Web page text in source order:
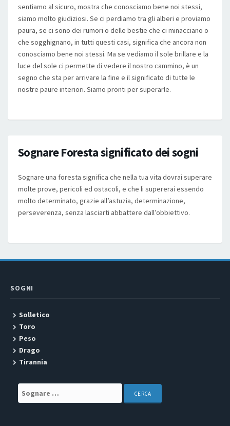
sentiamo al sicuro, mostra che conosciamo bene noi stessi,
siamo molto giudiziosi. Se ci perdiamo tra gli alberi e proviamo
paura, se ci sono dei rumori o delle bestie che ci minacciano o
che sogghignano, in tutti questi casi, significa che ancora non
conosciamo bene noi stessi. Ma se vediamo il sole brillare e la
luce del sole ci permette di vedere il nostro cammino, è un
segno che sta per arrivare la fine e il significato di tutte le
nostre paure interiori. Siamo pronti per superarle.
Sognare Foresta significato dei sogni
Sognare una foresta significa che nella tua vita dovrai superare
molte prove, pericoli ed ostacoli, e che li supererai essendo
molto determinato, grazie all’astuzia, determinazione,
perseverenza, senza lasciarti abbattere dall’obbiettivo.
SOGNI
Solletico
Toro
Peso
Drago
Tirannia
Search for: